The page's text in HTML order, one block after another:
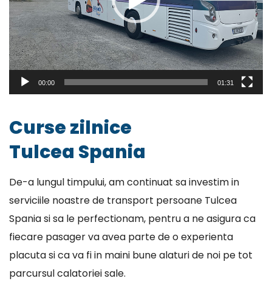
00:00 01:31
Curse zilnice
Tulcea Spania
De-a lungul timpului, am continuat sa investim in
serviciile noastre de transport persoane Tulcea
Spania si sa le perfectionam, pentru a ne asigura ca
fiecare pasager va avea parte de o experienta
placuta si ca va fi in maini bune alaturi de noi pe tot
parcursul calatoriei sale.